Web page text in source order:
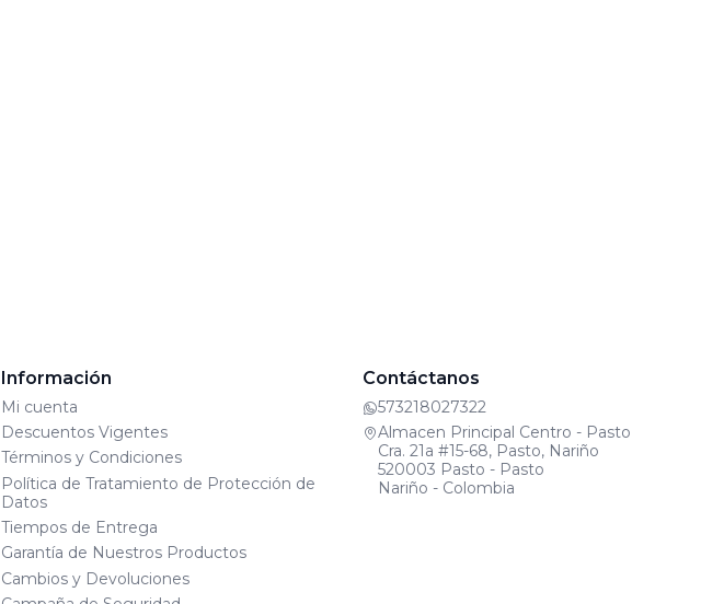
Información
Mi cuenta
Descuentos Vigentes
Términos y Condiciones
Política de Tratamiento de Protección de
Datos
Tiempos de Entrega
Garantía de Nuestros Productos
Cambios y Devoluciones
Contáctanos
573218027322
Almacen Principal Centro - Pasto
Cra. 21a #15-68, Pasto, Nariño
520003 Pasto - Pasto
Nariño - Colombia